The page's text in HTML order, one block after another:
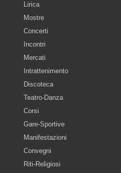
Lirica
Mostre
Concerti
Incontri
Mercati
Intrattenimento
Discoteca
Teatro-Danza
Corsi
Gare-Sportive
Manifestazioni
Convegni
Riti-Religiosi